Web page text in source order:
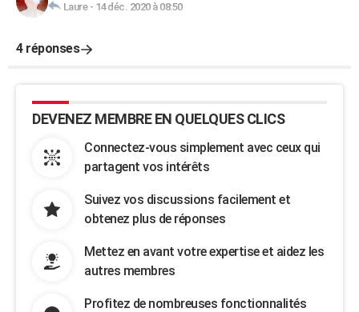
Laure- 14 déc. 2020 à 08:50
4 réponses
DEVENEZ MEMBRE EN QUELQUES CLICS
Connectez-vous simplement avec ceux qui
partagent vos intérêts
Suivez vos discussions facilement et
obtenez plus de réponses
Mettez en avant votre expertise et aidez les
autres membres
Profitez de nombreuses fonctionnalités